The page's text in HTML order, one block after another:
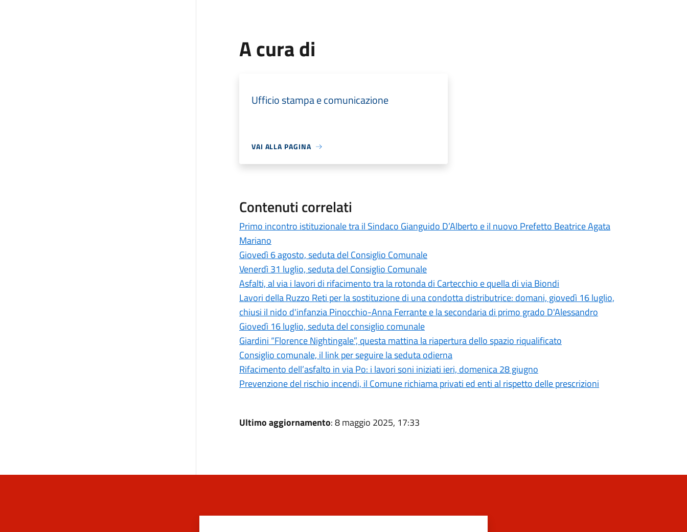
A cura di
Ufficio stampa e comunicazione
VAI ALLA PAGINA
Contenuti correlati
Primo incontro istituzionale tra il Sindaco Gianguido D’Alberto e il nuovo Prefetto Beatrice Agata
Mariano
Giovedì 6 agosto, seduta del Consiglio Comunale
Venerdì 31 luglio, seduta del Consiglio Comunale
Asfalti, al via i lavori di rifacimento tra la rotonda di Cartecchio e quella di via Biondi
Lavori della Ruzzo Reti per la sostituzione di una condotta distributrice: domani, giovedì 16 luglio,
chiusi il nido d'infanzia Pinocchio-Anna Ferrante e la secondaria di primo grado D'Alessandro
Giovedì 16 luglio, seduta del consiglio comunale
Giardini “Florence Nightingale”, questa mattina la riapertura dello spazio riqualificato
Consiglio comunale, il link per seguire la seduta odierna
Rifacimento dell’asfalto in via Po: i lavori soni iniziati ieri, domenica 28 giugno
Prevenzione del rischio incendi, il Comune richiama privati ed enti al rispetto delle prescrizioni
Ultimo aggiornamento: 8 maggio 2025, 17:33